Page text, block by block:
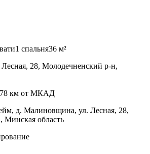
1 спальня36 м²
28, Молодечненский р-н,
78 км от МКАД
д. Малиновщина, ул. Лесная, 28,
Минская область